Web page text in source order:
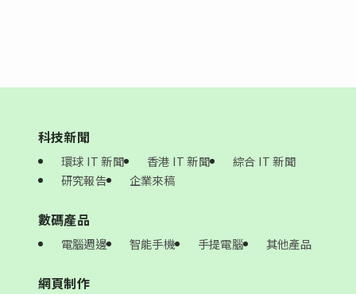
科技新聞
環球 IT 新聞 香港 IT 新聞
綜合 IT 新聞
研究報告
企業來稿
數碼產品
電腦週邊 智能手機 手提電腦 其他產品
網頁制作